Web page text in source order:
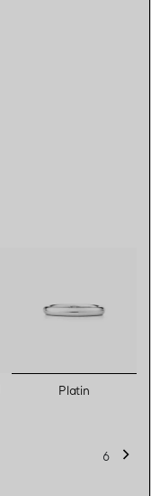
Platin
6